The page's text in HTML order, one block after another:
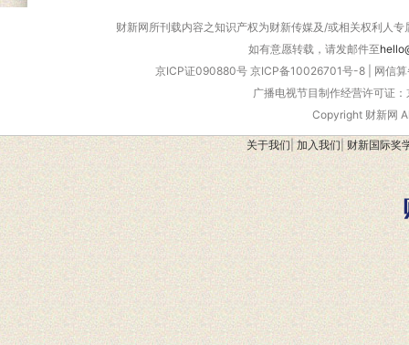
财新网所刊载内容之知识产权为财新传媒及/或相关权利人
如有意愿转载，请发邮件至
京ICP证090880号 京ICP备10026701号-8
网信
广播电视节目制作经营许可证
Copyright 财新网
关于我们 |加入我们 财新国际奖